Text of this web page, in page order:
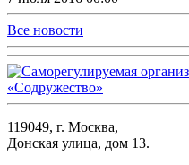
Все новости
119049, г. Москва,
Донская улица, дом 13.